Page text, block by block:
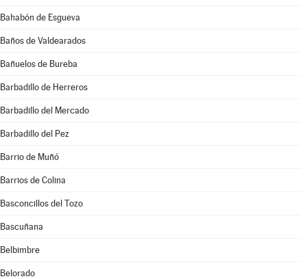
Bahabón de Esgueva
Baños de Valdearados
Bañuelos de Bureba
Barbadillo de Herreros
Barbadillo del Mercado
Barbadillo del Pez
Barrio de Muñó
Barrios de Colina
Basconcillos del Tozo
Bascuñana
Belbimbre
Belorado